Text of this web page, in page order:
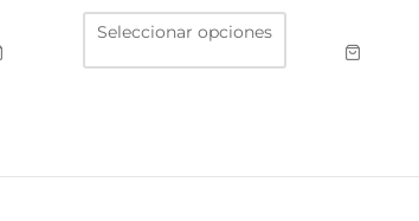
Seleccionar opciones
Este
múltiples
elegir